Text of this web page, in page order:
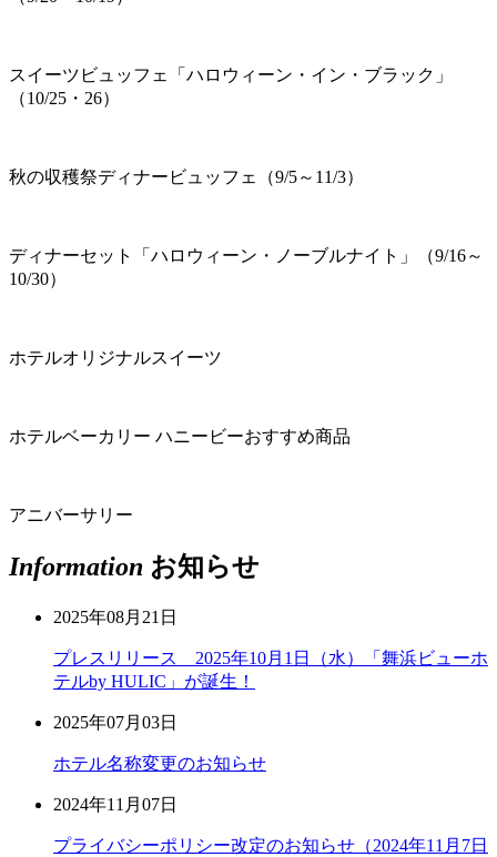
スイーツビュッフェ「ハロウィーン・イン・ブラック」
（10/25・26）
秋の収穫祭ディナービュッフェ（9/5～11/3）
ディナーセット「ハロウィーン・ノーブルナイト」（9/16～
10/30）
ホテルオリジナルスイーツ
ホテルベーカリー ハニービーおすすめ商品
アニバーサリー
Information お知らせ
2025年08月21日
プレスリリース 2025年10月1日（水）「舞浜ビューホ
テルby HULIC」が誕生！
2025年07月03日
ホテル名称変更のお知らせ
2024年11月07日
プライバシーポリシー改定のお知らせ（2024年11月7日